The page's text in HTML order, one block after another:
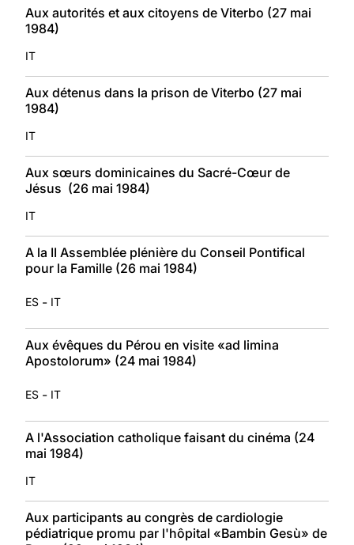
Aux autorités et aux citoyens de Viterbo (27 mai
1984)
IT
Aux détenus dans la prison de Viterbo (27 mai
1984)
IT
Aux sœurs dominicaines du Sacré-Cœur de
Jésus (26 mai 1984)
IT
A la II Assemblée plénière du Conseil Pontifical
pour la Famille (26 mai 1984)
ES - IT
Aux évêques du Pérou en visite «ad limina
Apostolorum» (24 mai 1984)
ES - IT
A l'Association catholique faisant du cinéma (24
mai 1984)
IT
Aux participants au congrès de cardiologie
pédiatrique promu par l'hôpital «Bambin Gesù» de